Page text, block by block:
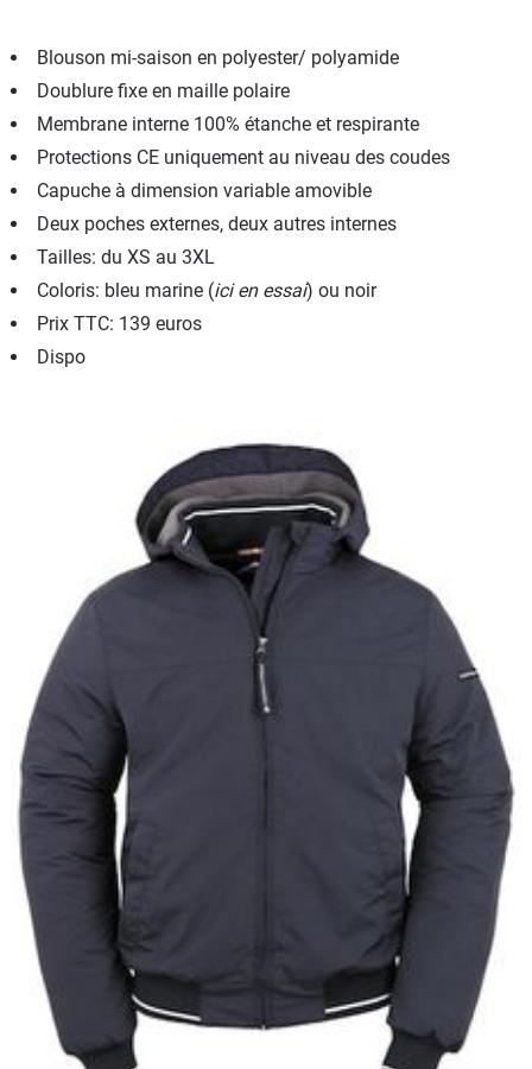
Blouson mi-saison en polyester/ polyamide
Doublure fixe en maille polaire
Membrane interne 100% étanche et respirante
Protections CE uniquement au niveau des coudes
Capuche à dimension variable amovible
Deux poches externes, deux autres internes
Tailles: du XS au 3XL
Coloris: bleu marine (ici en essai) ou noir
Prix TTC: 139 euros
Dispo